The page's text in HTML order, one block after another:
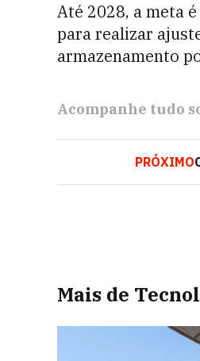
Até 2028, a meta
para realizar
armazenamento
Acompanhe tudo
PRÓXIMO
Mais de